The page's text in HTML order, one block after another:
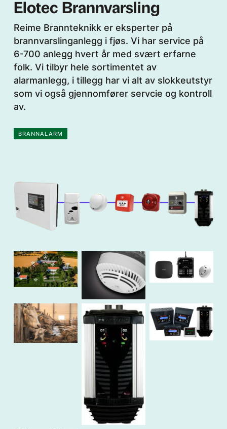
Elotec Brannvarsling
Reime Brannteknikk er eksperter på
brannvarslinganlegg i fjøs. Vi har service på
6-700 anlegg hvert år med svært erfarne
folk. Vi tilbyr hele sortimentet av
alarmanlegg, i tillegg har vi alt av slokkeutstyr
som vi også gjennomfører servcie og kontroll
av.
BRANNALARM